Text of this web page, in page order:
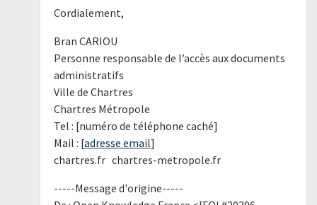
Cordialement,
Bran CARIOU
Personne responsable de l’accès aux documents
administratifs
Ville de Chartres
Chartres Métropole
Tel : [numéro de téléphone caché]
Mail : [adresse email]
chartres.fr chartres-metropole.fr
-----Message d'origine-----